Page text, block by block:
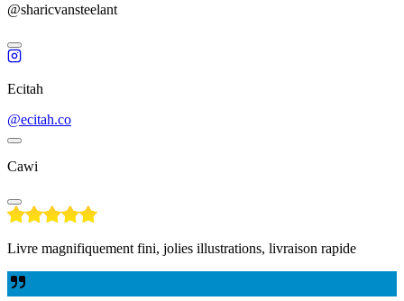
@sharicvansteelant
Ecitah
@ecitah.co
Cawi
Livre magnifiquement fini, jolies illustrations, livraison rapide